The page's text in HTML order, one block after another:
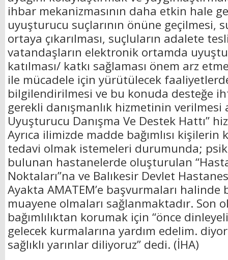
ihbar mekanizmasının daha etkin hale
uyuşturucu suçlarının önüne geçilmesi,
ortaya çıkarılması, suçluların adalete
vatandaşların elektronik ortamda
katılması/ katkı sağlaması önem arz
ile mücadele için yürütülecek
bilgilendirilmesi ve bu konuda desteğe
gerekli danışmanlık hizmetinin verilmesi
Uyuşturucu Danışma Ve Destek Hattı”
Ayrıca ilimizde madde bağımlısı
tedavi olmak istemeleri durumunda;
bulunan hastanelerde oluşturulan
Noktaları”na ve Balıkesir Devlet
Ayakta AMATEM’e başvurmaları halinde
muayene olmaları sağlanmaktadır. Son
bağımlılıktan korumak için “önce
gelecek kurmalarına yardım edelim.
sağlıklı yarınlar diliyoruz” dedi. (İHA)